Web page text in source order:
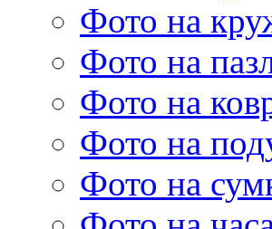
Фото на
Фото на
Фото на
Фото на
Фото на